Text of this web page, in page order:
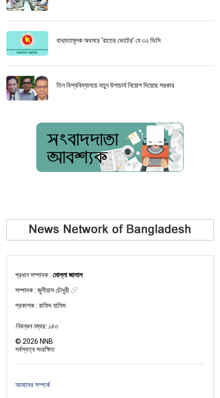
বাধ্যতামূলক অবসরে ‘রাতের ভোটের’ যে ৩২ ডিসি
তিন বিশ্ববিদ্যালয়ে নতুন উপাচার্য নিয়োগ দিয়েছে সরকার
প্রধান সম্পাদক :মোল্লা জালাল
সম্পাদক :জুলীয়াস চৌধুরী
প্রকাশক : রাফিদ হাসিম
নিবন্ধন নম্বর: ১৪৩
©2026 NNB
সর্বস্বত্ব সংরক্ষিত
আমাদের সম্পর্কে